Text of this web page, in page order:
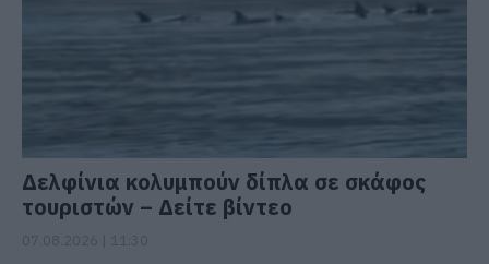
Δελφίνια κολυμπούν δίπλα σε σκάφος
τουριστών – Δείτε βίντεο